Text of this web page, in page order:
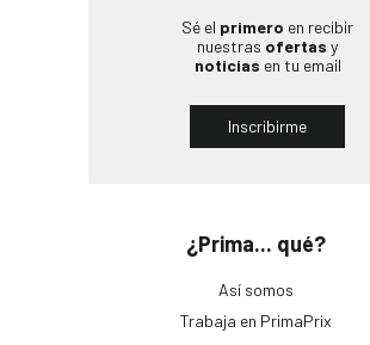
¿Prima... qué?
Así somos
Trabaja en PrimaPrix
Sé el primero en recibir
nuestras ofertas y
noticias en tu email
Inscribirme